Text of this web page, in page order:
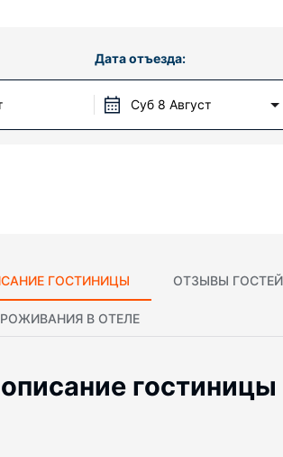
Дата отъезда:
Суб 8 Август
ГОСТИНИЦЫ ОТЗЫВЫ ГОСТЕЙ
В ОТЕЛЕ
гостиницы